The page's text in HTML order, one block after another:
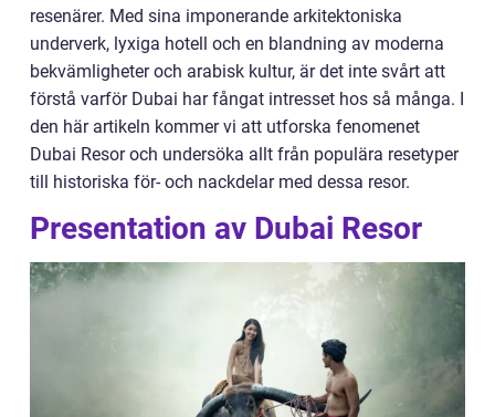
resenärer. Med sina imponerande arkitektoniska
underverk, lyxiga hotell och en blandning av moderna
bekvämligheter och arabisk kultur, är det inte svårt att
förstå varför Dubai har fångat intresset hos så många. I
den här artikeln kommer vi att utforska fenomenet
Dubai Resor och undersöka allt från populära resetyper
till historiska för- och nackdelar med dessa resor.
Presentation av Dubai Resor